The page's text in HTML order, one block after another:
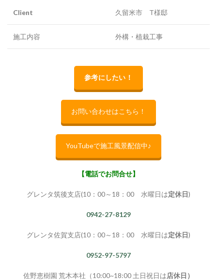
Client 久留米市 T様邸
施工内容 外構・植栽工事
参考にしたい！
お問い合わせはこちら！
YouTubeで施工風景配信中♪
【電話でお問合せ】
グレンタ筑後支店(10：00～18：00 水曜日は定休日)
0942-27-8129
グレンタ佐賀支店(10：00～18：00 水曜日は定休日)
0952-97-5797
佐野恵樹園 荒木本社（10:00~18:00 土日祝日は店休日）